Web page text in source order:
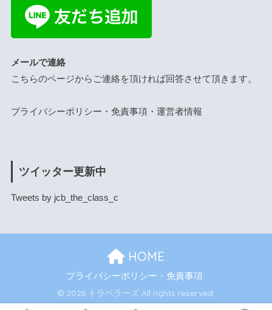
メールで連絡
こちらのページからご連絡を頂ければ回答させて頂きます。
プライバシーポリシー・免責事項・運営者情報
ツイッター更新中
Tweets by jcb_the_class_c
HOME
プライバシーポリシー・免責事項
© 2026 トラベラーズ All rights reserved.